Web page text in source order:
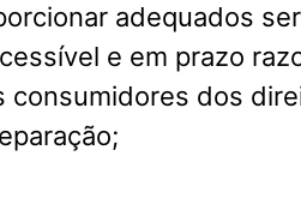
adequados
e em prazo
consumidores dos